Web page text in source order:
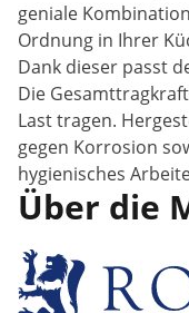
geniale
Ordnung in Ihrer
Dank dieser passt
Die
Last tragen.
gegen Korrosion
hygienisches
Über die